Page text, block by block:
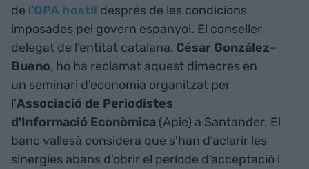
de l'OPA hostil després de les condicions
imposades pel govern espanyol. El conseller
delegat de l'entitat catalana, César González-
Bueno, ho ha reclamat aquest dimecres en
un seminari d'economia organitzat per
l'Associació de Periodistes
d'Informació Econòmica (Apie) a Santander. El
banc vallesà considera que s'han d'aclarir les
sinergies abans d'obrir el període d'acceptació i